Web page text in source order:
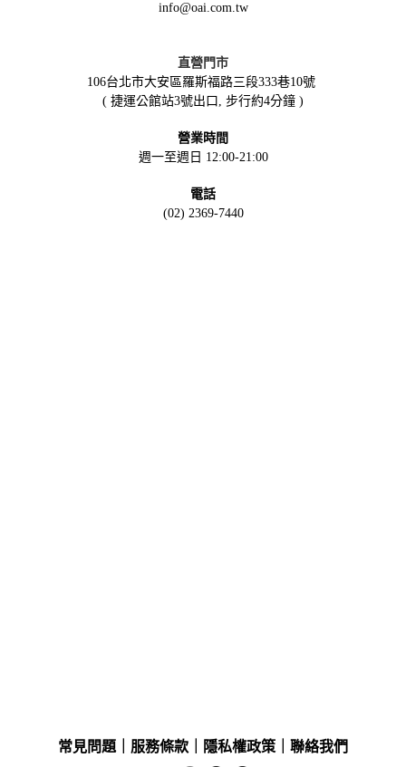
info@oai.com.tw
直營門市
106台北市大安區羅斯福路三段333巷10號
( 捷運公館站3號出口, 步行約4分鐘 )
營業時間
週一至週日 12:00-21:00
電話
(02) 2369-7440
常見問題 服務條款 隱私權政策 聯絡我們